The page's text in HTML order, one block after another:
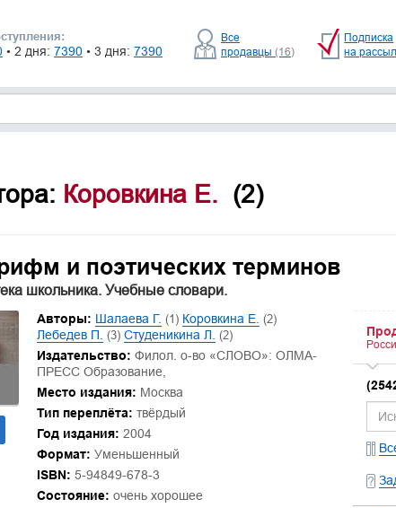
• 2 дня: 7390 • 3 дня: 7390
Все
продавцы (16)
Подписка
на
Коровкина Е. (2)
и поэтических терминов
школьника. Учебные словари.
Авторы: Шалаева Г. (1) Коровкина Е. (2)
Лебедев П. (3) Студеникина Л. (2)
Издательство: Филол. о-во «СЛОВО»: ОЛМА-
ПРЕСС Образование,
Место издания: Москва
Тип переплёта: твёрдый
Год издания: 2004
Формат: Уменьшенный
ISBN: 5-94849-678-3
Состояние: очень хорошее